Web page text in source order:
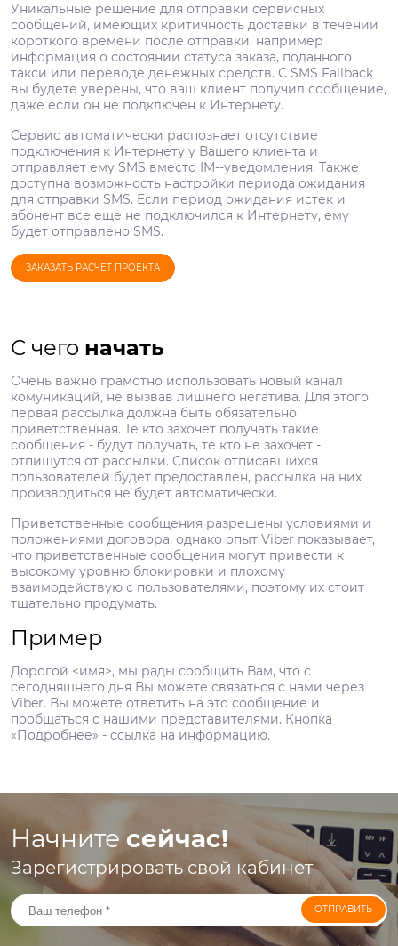
Уникальные решение для отправки сервисных
сообщений, имеющих критичность доставки в течении
короткого времени после отправки, например
информация о состоянии статуса заказа, поданного
такси или переводе денежных средств. С SMS Fallback
вы будете уверены, что ваш клиент получил сообщение,
даже если он не подключен к Интернету.
Сервис автоматически распознает отсутствие
подключения к Интернету у Вашего клиента и
отправляет ему SMS вместо IM­--уведомления. Также
доступна возможность настройки периода ожидания
для отправки SMS. Если период ожидания истек и
абонент все еще не подключился к Интернету, ему
будет отправлено SMS.
ЗАКАЗАТЬ РАСЧЕТ ПРОЕКТА
С чего начать
Очень важно грамотно использовать новый канал
комуникаций, не вызвав лишнего негатива. Для этого
первая рассылка должна быть обязательно
приветственная. Те кто захочет получать такие
сообщения - будут получать, те кто не захочет -
отпишутся от рассылки. Список отписавшихся
пользователей будет предоставлен, рассылка на них
производиться не будет автоматически.
Приветственные сообщения разрешены условиями и
положениями договора, однако опыт Viber показывает,
что приветственные сообщения могут привести к
высокому уровню блокировки и плохому
взаимодействую с пользователями, поэтому их стоит
тщательно продумать.
Пример
Дорогой <имя>, мы рады сообщить Вам, что с
сегодняшнего дня Вы можете связаться с нами через
Viber. Вы можете ответить на это сообщение и
пообщаться с нашими представителями. Кнопка
«Подробнее» - ссылка на информацию.
Начнитесейчас!
Зарегистрировать свой кабинет
ОТПРАВИТЬ